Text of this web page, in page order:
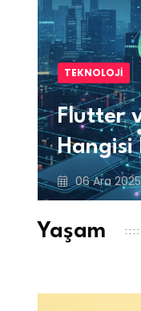
TEKNOLOJI
Flutter
Hangisi
06 Ara 2025
Yaşam